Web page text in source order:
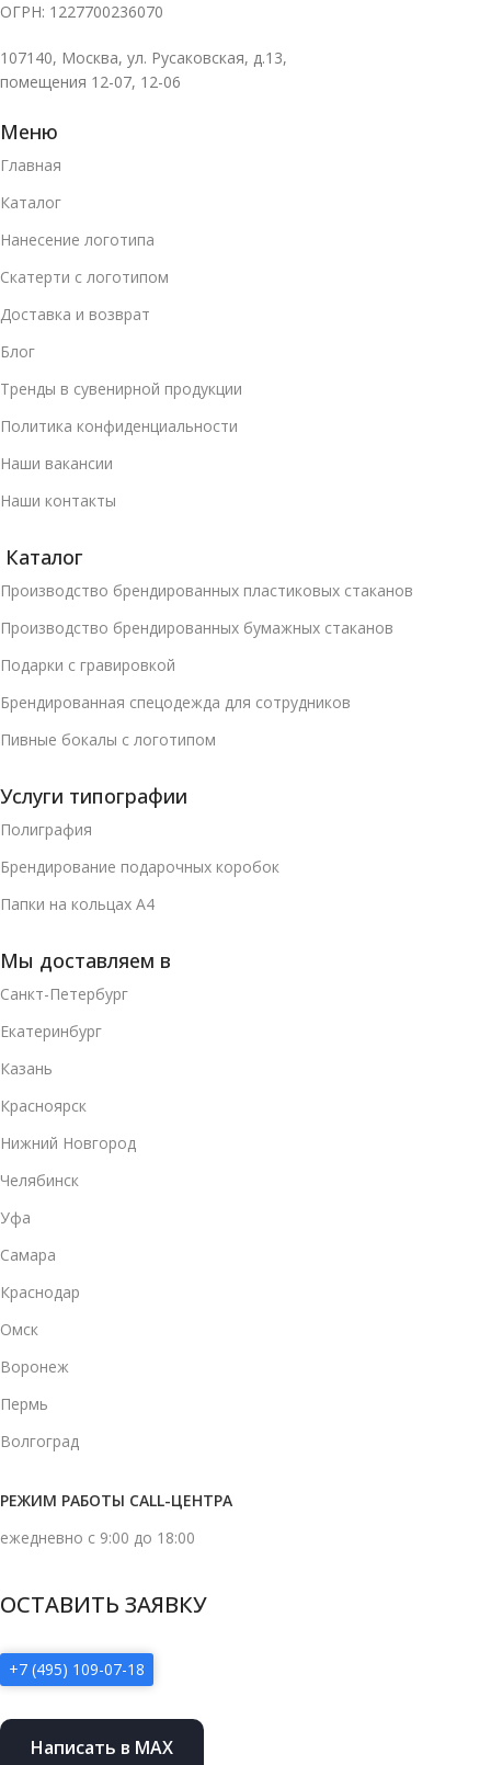
ОГРН: 1227700236070
107140, Москва, ул. Русаковская, д.13,
помещения 12-07, 12-06
Меню
Главная
Каталог
Нанесение логотипа
Скатерти с логотипом
Доставка и возврат
Блог
Тренды в сувенирной продукции
Политика конфиденциальности
Наши вакансии
Наши контакты
Каталог
Производство брендированных пластиковых стаканов
Производство брендированных бумажных стаканов
Подарки с гравировкой
Брендированная спецодежда для сотрудников
Пивные бокалы с логотипом
Услуги типографии
Полиграфия
Брендирование подарочных коробок
Папки на кольцах А4
Мы доставляем в
Санкт-Петербург
Екатеринбург
Казань
Красноярск
Нижний Новгород
Челябинск
Уфа
Самара
Краснодар
Омск
Воронеж
Пермь
Волгоград
РЕЖИМ РАБОТЫ CALL-ЦЕНТРА
ежедневно с 9:00 до 18:00
ОСТАВИТЬ ЗАЯВКУ
+7 (495) 109-07-18
Написать в MAX